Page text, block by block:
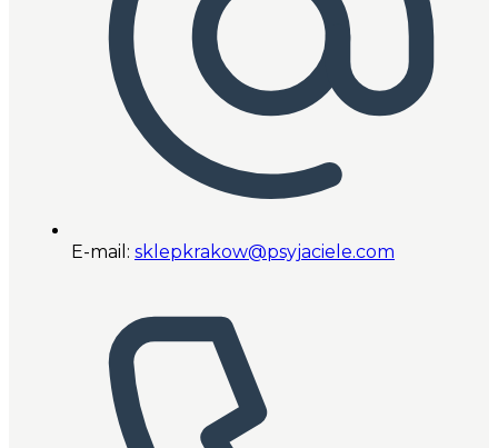
E-mail: sklepkrakow@psyjaciele.com